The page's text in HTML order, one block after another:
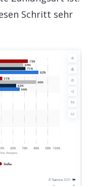
Schritt sehr